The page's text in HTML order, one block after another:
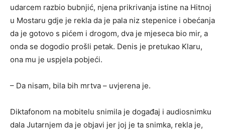
udarcem razbio bubnjić, njena prikrivanja istine na Hitnoj
u Mostaru gdje je rekla da je pala niz stepenice i obećanja
da je gotovo s pićem i drogom, dva je mjeseca bio mir, a
onda se dogodio prošli petak. Denis je pretukao Klaru,
ona mu je uspjela pobjeći.
– Da nisam, bila bih mrtva – uvjerena je.
Diktafonom na mobitelu snimila je događaj i audiosnimku
dala Jutarnjem da je objavi jer joj je ta snimka, rekla je,